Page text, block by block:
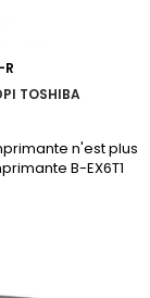
TOSHIBA
n'est plus
B-EX6T1
ici)